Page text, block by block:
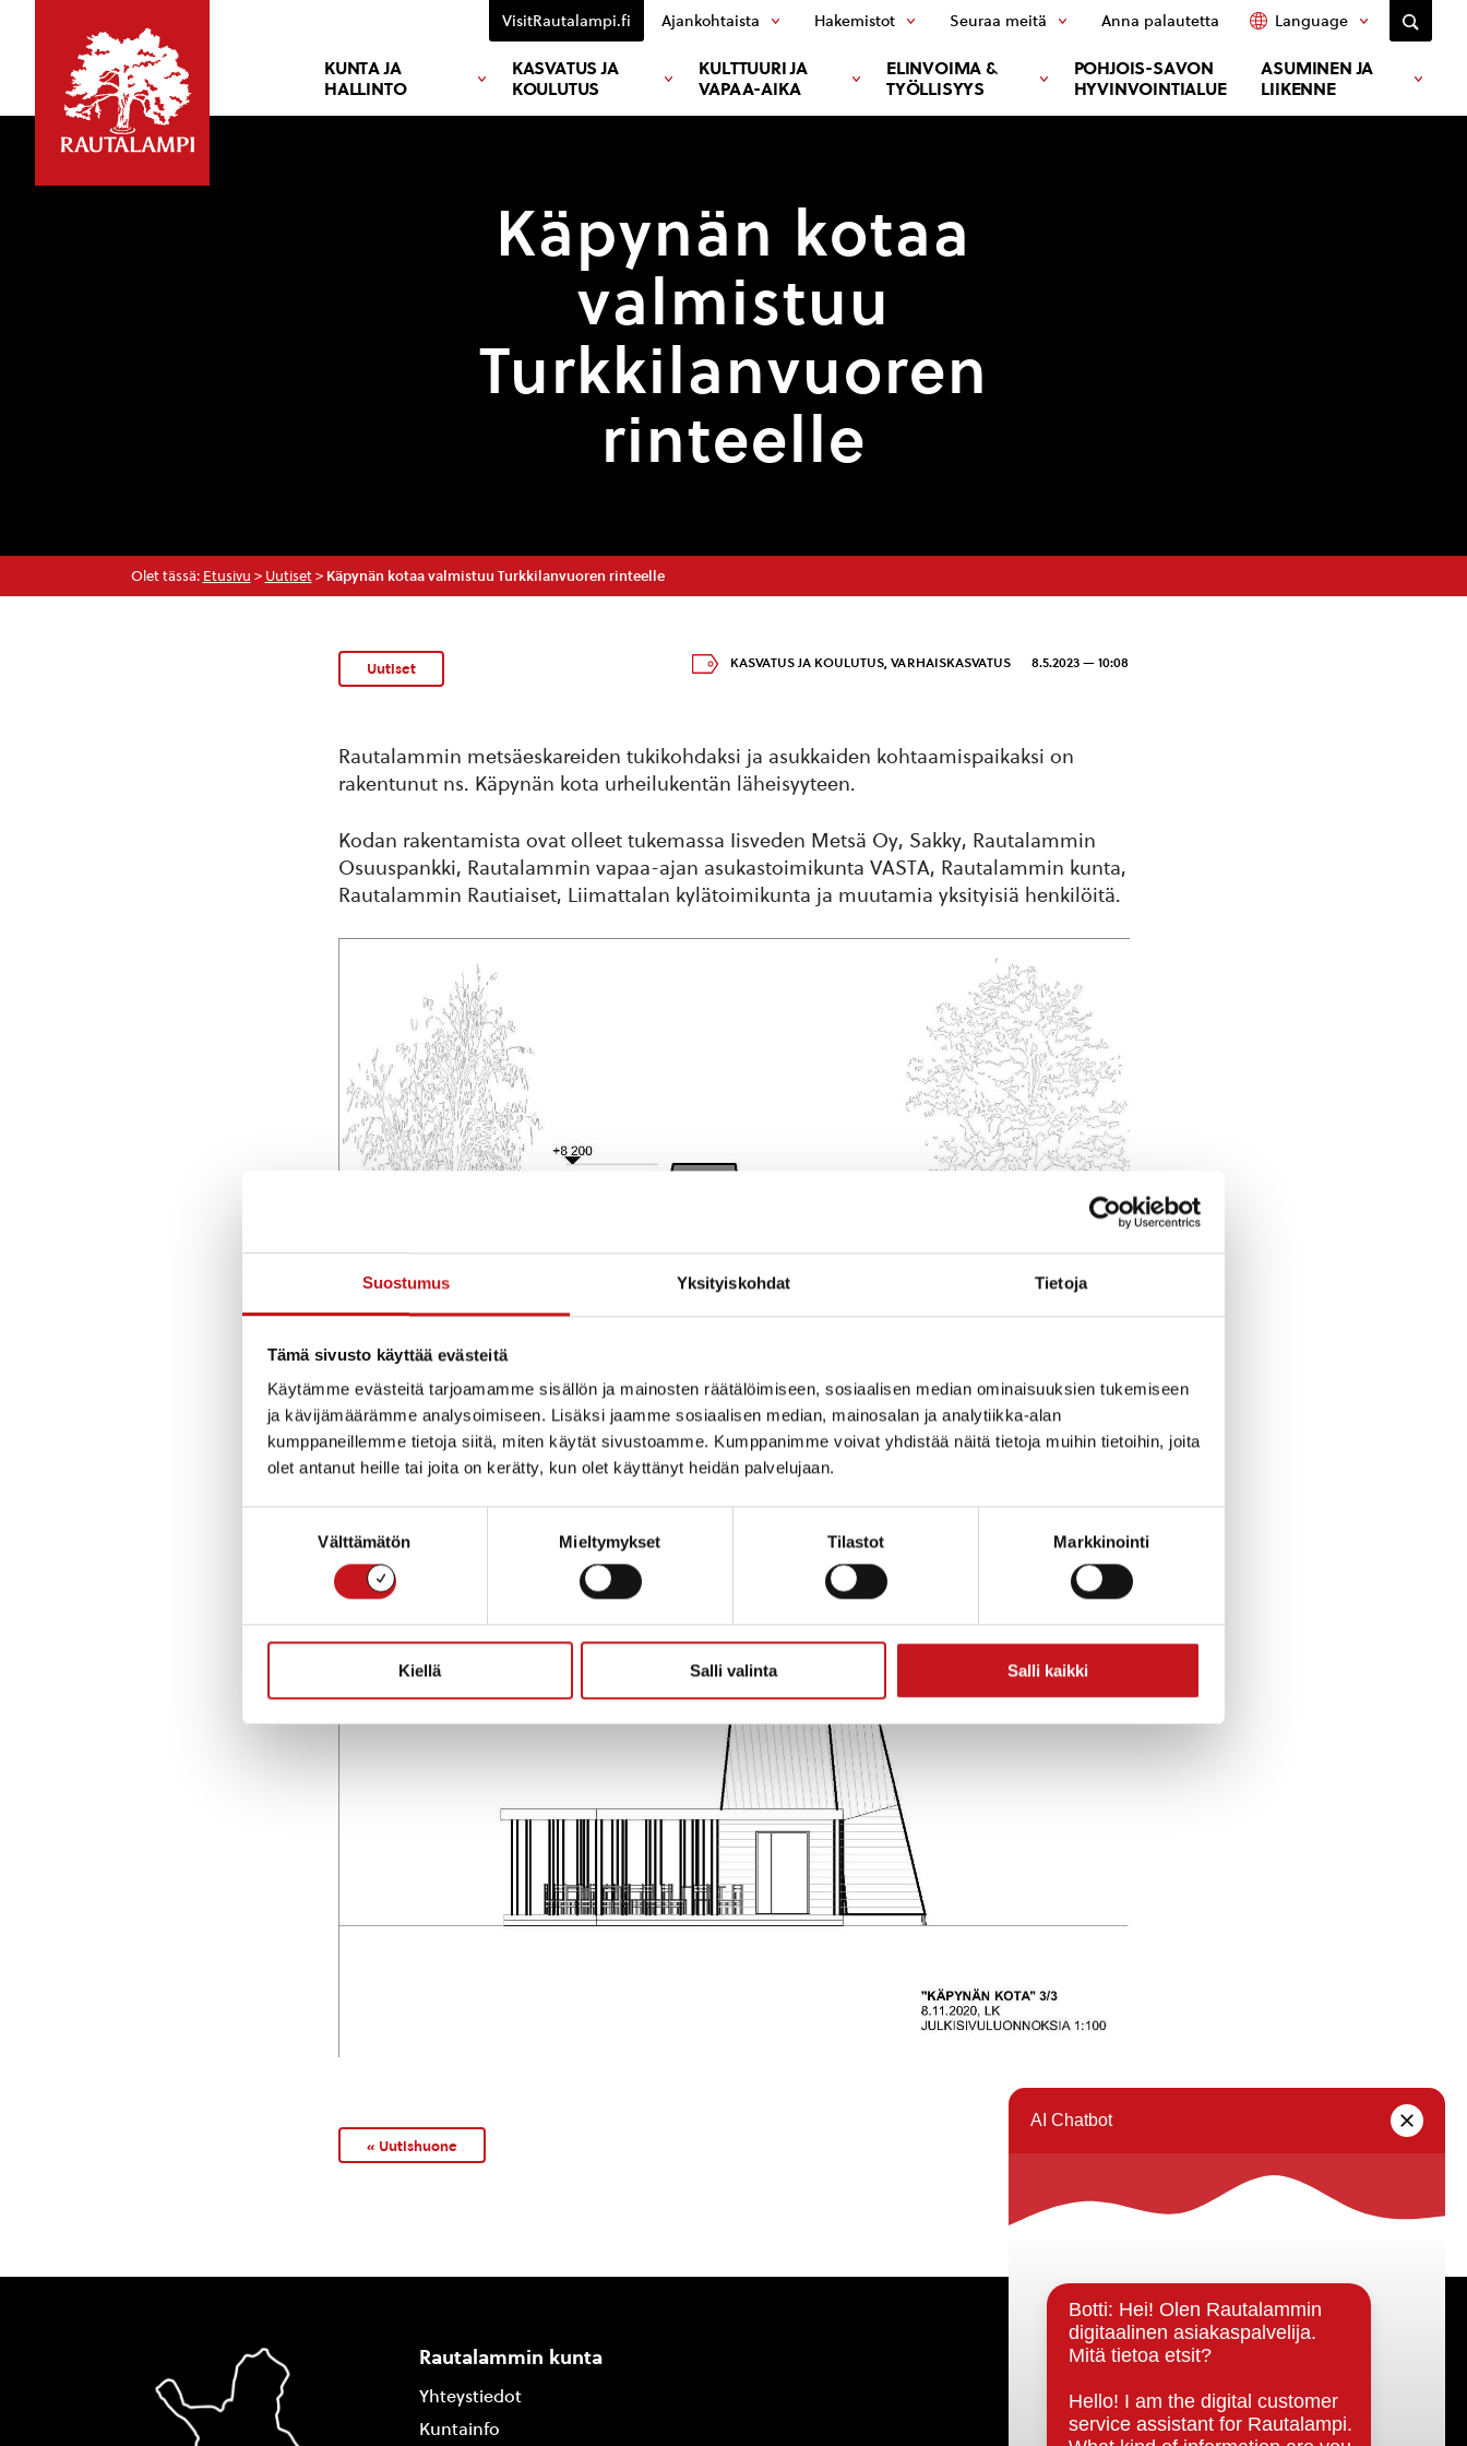
Suostumus Yksityiskohdat Tietoja
Tämä sivusto käyttää evästeitä
Käytämme evästeitä tarjoamamme sisällön ja mainosten räätälöimiseen, sosiaalisen median ominaisuuksien tukemiseen
ja kävijämäärämme analysoimiseen. Lisäksi jaamme sosiaalisen median, mainosalan ja analytiikka-alan
kumppaneillemme tietoja siitä, miten käytät sivustoamme. Kumppanimme voivat yhdistää näitä tietoja muihin tietoihin, joita
olet antanut heille tai joita on kerätty, kun olet käyttänyt heidän palvelujaan.
Välttämätön Mieltymykset Tilastot Markkinointi
Kiellä Salli valinta Salli kaikki
KUNTA JA
HALLINTO
KASVATUS JA
KOULUTUS
KULTTUURI JA
VAPAA-AIKA
ELINVOIMA &
TYÖLLISYYS
POHJOIS-SAVON
HYVINVOINTIALUE
ASUMINEN JA
LIIKENNE
VisitRautalampi.fi Ajankohtaista Hakemistot Seuraa meitä Anna palautetta Language
Käpynän kotaa
valmistuu
Turkkilanvuoren
rinteelle
Olet tässä: Etusivu > Uutiset> Käpynän kotaa valmistuu Turkkilanvuoren rinteelle
Uutiset KASVATUS JA KOULUTUS,VARHAISKASVATUS 8.5.2023 — 10:08
Rautalammin metsäeskareiden tukikohdaksi ja asukkaiden kohtaamispaikaksi on
rakentunut ns. Käpynän kota urheilukentän läheisyyteen.
Kodan rakentamista ovat olleet tukemassa Iisveden Metsä Oy, Sakky, Rautalammin
Osuuspankki, Rautalammin vapaa-ajan asukastoimikunta VASTA, Rautalammin kunta,
Rautalammin Rautiaiset, Liimattalan kylätoimikunta ja muutamia yksityisiä henkilöitä.
« Uutishuone
Rautalammin kunta
Yhteystiedot
Kuntainfo
Päätöksenteko ja lähidemokratia
Päätökset, esityslistat & pöytäkirjat
Hallinto